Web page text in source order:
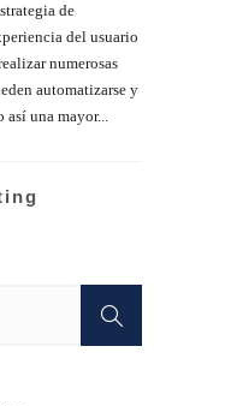
de
del usuario
numerosas
automatizarse y
así una mayor...